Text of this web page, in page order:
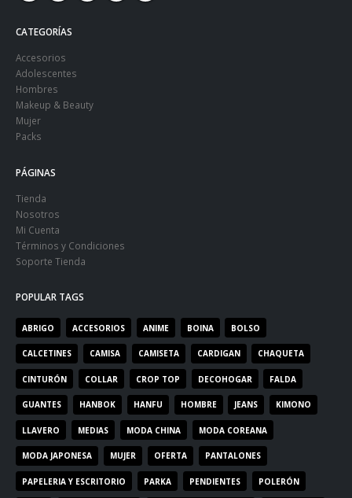
CATEGORÍAS
Accesorios
Adolescentes
Hombres
Makeup & Beauty
Mujer
Packs
PÁGINAS
Tienda
Nosotros
Mi Cuenta
Términos y Condiciones
Soporte Tienda
POPULAR TAGS
ABRIGO ACCESORIOS ANIME BOINA BOLSO
CALCETINES CAMISA CAMISETA CARDIGAN CHAQUETA
CINTURÓN COLLAR CROP TOP DECOHOGAR FALDA
GUANTES HANBOK HANFU HOMBRE JEANS KIMONO
LLAVERO MEDIAS MODA CHINA MODA COREANA
MODA JAPONESA MUJER OFERTA PANTALONES
PAPELERIA Y ESCRITORIO PARKA PENDIENTES POLERÓN